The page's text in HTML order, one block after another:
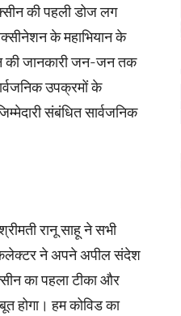
की पहली डोज लग
के महाभियान के
की जानकारी जन-जन तक
उपक्रमों के
संबंधित सार्वजनिक
रानू साहू ने सभी
कलेक्टर ने अपने अपील संदेश
का पहला टीका और
होगा। हम कोविड का